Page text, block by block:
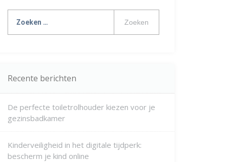
naar:
Recente berichten
De perfecte toiletrolhouder kiezen voor je
gezinsbadkamer
Kinderveiligheid in het digitale tijdperk:
bescherm je kind online